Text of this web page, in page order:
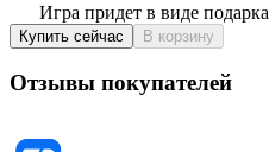
Игра придет в виде подарка
Купить сейчас В корзину
Отзывы покупателей